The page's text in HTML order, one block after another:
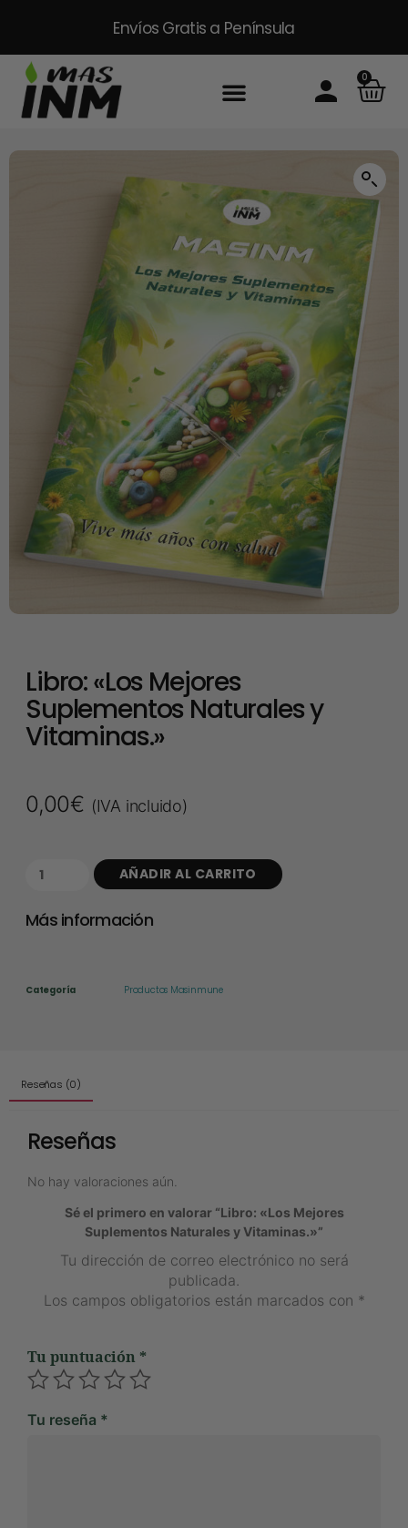
Envíos Gratis a Península
0
Libro: «Los Mejores
Suplementos Naturales y
Vitaminas.»
0,00€ (IVA incluido)
AÑADIR AL CARRITO
Más información
Categoría Productos Masinmune
Reseñas (0)
Reseñas
No hay valoraciones aún.
Sé el primero en valorar “Libro: «Los Mejores
Suplementos Naturales y Vitaminas.»”
Tu dirección de correo electrónico no será
publicada.
Los campos obligatorios están marcados con *
Tu puntuación *
Tu reseña *